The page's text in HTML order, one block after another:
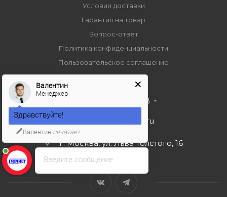
Условия доставки
Гарантия на товар
Вопрос-ответ
Политика конфиденциальности
Пользовательское соглашение
+7 495 989 53 38
import-bt@bk.ru
г. Москва, ул. Льва Толстого, 16
Введите сообщение
Валентин
Менеджер
Здравствуйте!
Валентин печатает...